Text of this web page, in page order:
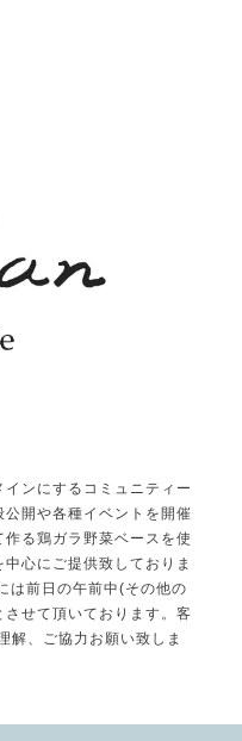
ンにするコミュニティー
開や各種イベントを開催
る鶏ガラ野菜ベースを使
心にご提供致しておりま
は前日の午前中(その他の
せて頂いております。客
解、ご協力お願い致しま